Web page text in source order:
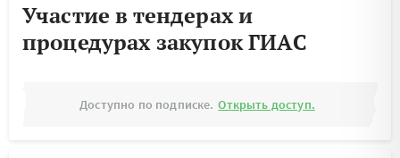
Участие в тендерах и
процедурах закупок ГИАС
Доступно по подписке. Открыть доступ.